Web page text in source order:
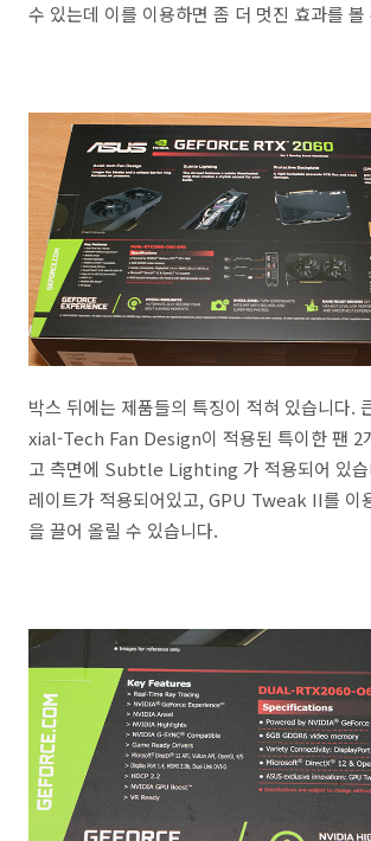
수 있는데 이를 이용하면 좀 더 멋진 효과를 볼
박스 뒤에는 제품들의 특징이 적혀 있습니다.
xial-Tech Fan Design이 적용된 특이한 팬 2
고 측면에 Subtle Lighting 가 적용되어 있습
레이트가 적용되어있고, GPU Tweak II를 이
을 끌어 올릴 수 있습니다.